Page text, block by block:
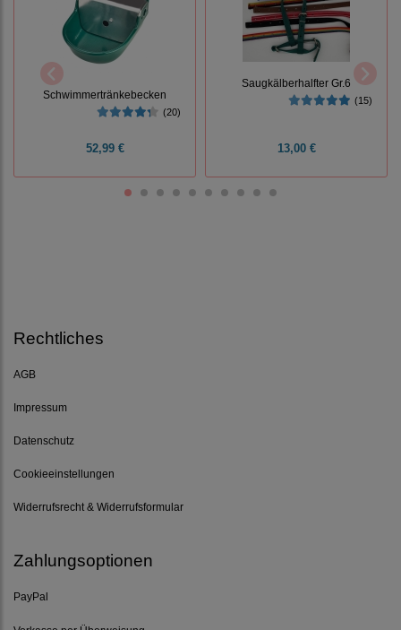
Schwimmertränkebecken
(20)
52,99 €
Saugkälberhalfter Gr.6
(15)
13,00 €
Rechtliches
AGB
Impressum
Datenschutz
Cookieeinstellungen
Widerrufsrecht & Widerrufsformular
Zahlungsoptionen
PayPal